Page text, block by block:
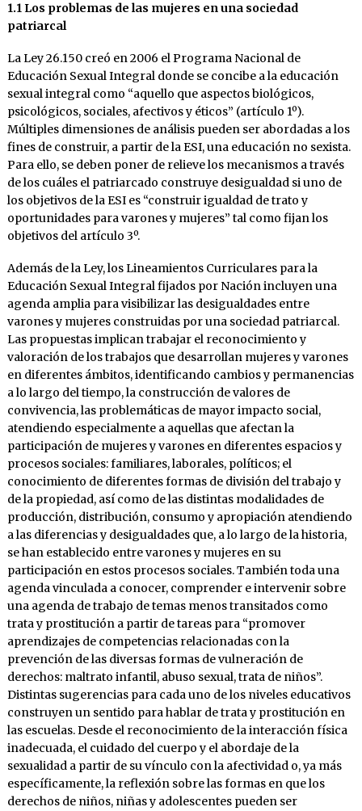
1.1 Los problemas de las mujeres en una sociedad
patriarcal
La Ley 26.150 creó en 2006 el Programa Nacional de
Educación Sexual Integral donde se concibe a la educación
sexual integral como “aquello que aspectos biológicos,
psicológicos, sociales, afectivos y éticos” (artículo 1º).
Múltiples dimensiones de análisis pueden ser abordadas a los
fines de construir, a partir de la ESI, una educación no sexista.
Para ello, se deben poner de relieve los mecanismos a través
de los cuáles el patriarcado construye desigualdad si uno de
los objetivos de la ESI es “construir igualdad de trato y
oportunidades para varones y mujeres” tal como fijan los
objetivos del artículo 3º.
Además de la Ley, los Lineamientos Curriculares para la
Educación Sexual Integral fijados por Nación incluyen una
agenda amplia para visibilizar las desigualdades entre
varones y mujeres construidas por una sociedad patriarcal.
Las propuestas implican trabajar el reconocimiento y
valoración de los trabajos que desarrollan mujeres y varones
en diferentes ámbitos, identificando cambios y permanencias
a lo largo del tiempo, la construcción de valores de
convivencia, las problemáticas de mayor impacto social,
atendiendo especialmente a aquellas que afectan la
participación de mujeres y varones en diferentes espacios y
procesos sociales: familiares, laborales, políticos; el
conocimiento de diferentes formas de división del trabajo y
de la propiedad, así como de las distintas modalidades de
producción, distribución, consumo y apropiación atendiendo
a las diferencias y desigualdades que, a lo largo de la historia,
se han establecido entre varones y mujeres en su
participación en estos procesos sociales. También toda una
agenda vinculada a conocer, comprender e intervenir sobre
una agenda de trabajo de temas menos transitados como
trata y prostitución a partir de tareas para “promover
aprendizajes de competencias relacionadas con la
prevención de las diversas formas de vulneración de
derechos: maltrato infantil, abuso sexual, trata de niños”.
Distintas sugerencias para cada uno de los niveles educativos
construyen un sentido para hablar de trata y prostitución en
las escuelas. Desde el reconocimiento de la interacción física
inadecuada, el cuidado del cuerpo y el abordaje de la
sexualidad a partir de su vínculo con la afectividad o, ya más
específicamente, la reflexión sobre las formas en que los
derechos de niños, niñas y adolescentes pueden ser